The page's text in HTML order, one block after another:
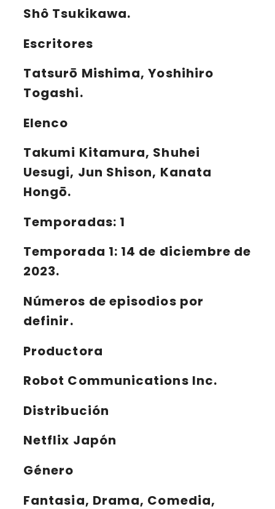
Shô Tsukikawa.
Escritores
Tatsurō Mishima, Yoshihiro
Togashi.
Elenco
Takumi Kitamura, Shuhei
Uesugi, Jun Shison, Kanata
Hongō.
Temporadas: 1
Temporada 1: 14 de diciembre de
2023.
Números de episodios por
definir.
Productora
Robot Communications Inc.
Distribución
Netflix Japón
Género
Fantasia, Drama, Comedia,